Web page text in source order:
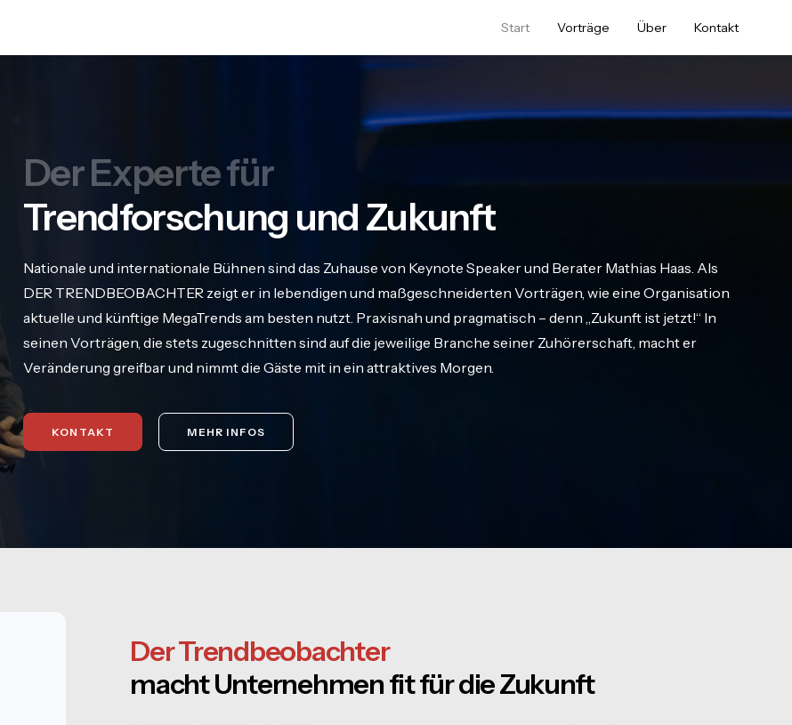
Start Vorträge Über Kontakt
Der Experte für
Trendforschung und Zukunft
Nationale und internationale Bühnen sind das Zuhause von Keynote Speaker und Berater Mathias Haas. Als
DER TRENDBEOBACHTER zeigt er in lebendigen und maßgeschneiderten Vorträgen, wie eine Organisation
aktuelle und künftige MegaTrends am besten nutzt. Praxisnah und pragmatisch – denn „Zukunft ist jetzt!“ In
seinen Vorträgen, die stets zugeschnitten sind auf die jeweilige Branche seiner Zuhörerschaft, macht er
Veränderung greifbar und nimmt die Gäste mit in ein attraktives Morgen.
KONTAKT MEHR INFOS
Der Trendbeobachter
macht Unternehmen fit für die Zukunft